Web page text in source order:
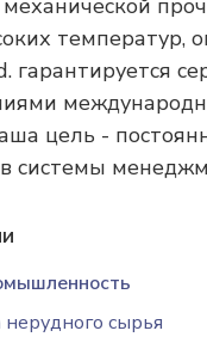
температур,
гарантируется
цель -
системы
сырья